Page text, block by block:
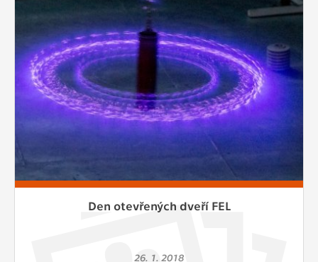
Den otevřených dveří FEL
26. 1. 2018